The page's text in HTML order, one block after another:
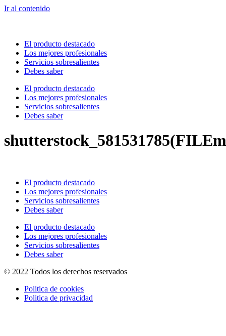
Ir al contenido
El producto destacado
Los mejores profesionales
Servicios sobresalientes
Debes saber
El producto destacado
Los mejores profesionales
Servicios sobresalientes
Debes saber
El producto destacado
Los mejores profesionales
Servicios sobresalientes
Debes saber
El producto destacado
Los mejores profesionales
Servicios sobresalientes
Debes saber
© 2022 Todos los derechos reservados
Politica de cookies
Politica de privacidad